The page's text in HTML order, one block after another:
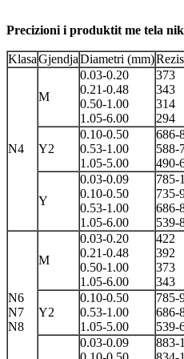
Precizioni i produktit me tela
KlasaGjendjaDiametri (mm)
N4
M
0.03-0.20
0.21-0.48
0.50-1.00
1.05-6.00
373
343
314
294
Y2
0.10-0.50
0.53-1.00
1.05-5.00
686-
588-
490-
Y
0.03-0.09
0.10-0.50
0.53-1.00
1.05-6.00
785-
735-
686-
539-
N6
N7
N8
M
0.03-0.20
0.21-0.48
0.50-1.00
1.05-6.00
422
392
373
343
Y2
0.10-0.50
0.53-1.00
1.05-5.00
785-
686-
539-
0.03-0.09
883-